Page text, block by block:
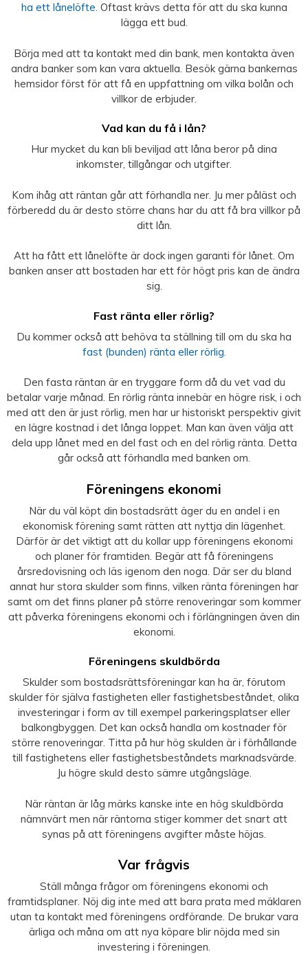
ha ett lånelöfte. Oftast krävs detta för att du ska kunna
lägga ett bud.
Börja med att ta kontakt med din bank, men kontakta även
andra banker som kan vara aktuella. Besök gärna bankernas
hemsidor först för att få en uppfattning om vilka bolån och
villkor de erbjuder.
Vad kan du få i lån?
Hur mycket du kan bli beviljad att låna beror på dina
inkomster, tillgångar och utgifter.
Kom ihåg att räntan går att förhandla ner. Ju mer påläst och
förberedd du är desto större chans har du att få bra villkor på
ditt lån.
Att ha fått ett lånelöfte är dock ingen garanti för lånet. Om
banken anser att bostaden har ett för högt pris kan de ändra
sig.
Fast ränta eller rörlig?
Du kommer också att behöva ta ställning till om du ska ha
fast (bunden) ränta eller rörlig.
Den fasta räntan är en tryggare form då du vet vad du
betalar varje månad. En rörlig ränta innebär en högre risk, i och
med att den är just rörlig, men har ur historiskt perspektiv givit
en lägre kostnad i det långa loppet. Man kan även välja att
dela upp lånet med en del fast och en del rörlig ränta. Detta
går också att förhandla med banken om.
Föreningens ekonomi
När du väl köpt din bostadsrätt äger du en andel i en
ekonomisk förening samt rätten att nyttja din lägenhet.
Därför är det viktigt att du kollar upp föreningens ekonomi
och planer för framtiden. Begär att få föreningens
årsredovisning och läs igenom den noga. Där ser du bland
annat hur stora skulder som finns, vilken ränta föreningen har
samt om det finns planer på större renoveringar som kommer
att påverka föreningens ekonomi och i förlängningen även din
ekonomi.
Föreningens skuldbörda
Skulder som bostadsrättsföreningar kan ha är, förutom
skulder för själva fastigheten eller fastighetsbeståndet, olika
investeringar i form av till exempel parkeringsplatser eller
balkongbyggen. Det kan också handla om kostnader för
större renoveringar. Titta på hur hög skulden är i förhållande
till fastighetens eller fastighetsbeståndets marknadsvärde.
Ju högre skuld desto sämre utgångsläge.
När räntan är låg märks kanske inte en hög skuldbörda
nämnvärt men när räntorna stiger kommer det snart att
synas på att föreningens avgifter måste höjas.
Var frågvis
Ställ många frågor om föreningens ekonomi och
framtidsplaner. Nöj dig inte med att bara prata med mäklaren
utan ta kontakt med föreningens ordförande. De brukar vara
ärliga och måna om att nya köpare blir nöjda med sin
investering i föreningen.